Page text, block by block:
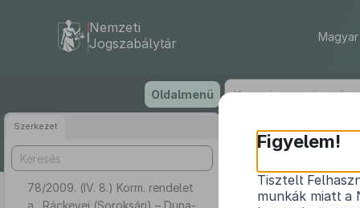
tartalomra
Nemzeti
Jogszabálytár
Oldalmenü
Szerkezet
78/2009. (IV. 8.) Korm. rendelet
a „Ráckevei (Soroksári) – Duna-
a „Ráckevei
Figyelem!
Tisztelt
munkák miatt a